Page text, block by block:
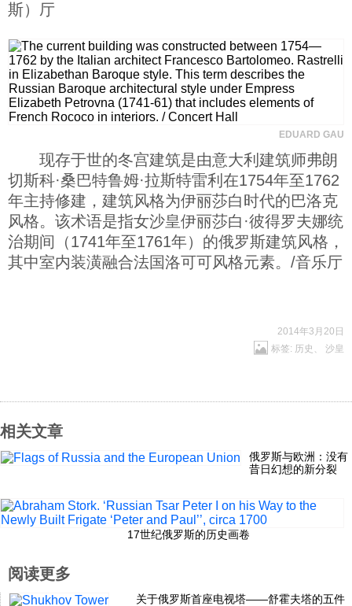
斯）厅
EDUARD GAU
现存于世的冬宫建筑是由意大利建筑师弗朗
切斯科·桑巴特鲁姆·拉斯特雷利在1754年至1762
年主持修建，建筑风格为伊丽莎白时代的巴洛克
风格。该术语是指女沙皇伊丽莎白·彼得罗夫娜统
治期间（1741年至1761年）的俄罗斯建筑风格，
其中室内装潢融合法国洛可可风格元素。/音乐厅
2014年3月20日
标签: 历史 、 沙皇
相关文章
俄罗斯与欧洲：没有
昔日幻想的新分裂
17世纪俄罗斯的历史画卷
阅读更多
关于俄罗斯首座电视塔——舒霍夫塔的五件